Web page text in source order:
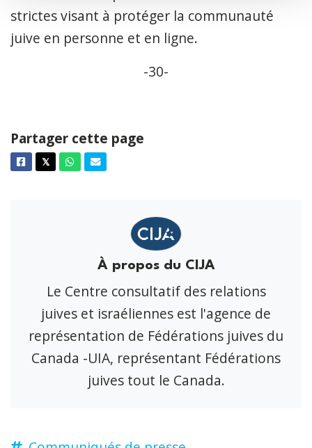
strictes visant à protéger la communauté
juive en personne et en ligne.
-30-
Partager cette page
Facebook
𝕏TwitterWhatsappCourriel
À propos du CIJA
Le Centre consultatif des relations
juives et israéliennes est l'agence de
représentation de Fédérations juives du
Canada -UIA, représentant Fédérations
juives tout le Canada.